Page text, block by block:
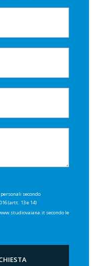
secondo
(artt. 13 e 14)
secondo le